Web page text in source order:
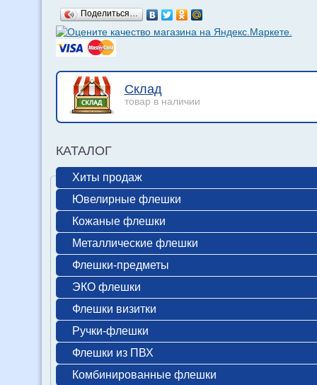
Поделиться…
Склад
товар в наличии
КАТАЛОГ
Хиты продаж
Ювелирные флешки
Кожаные флешки
Металлические флешки
Флешки-предметы
ЭКО флешки
Флешки визитки
Ручки-флешки
Флешки из ПВХ
Комбинированные флешки